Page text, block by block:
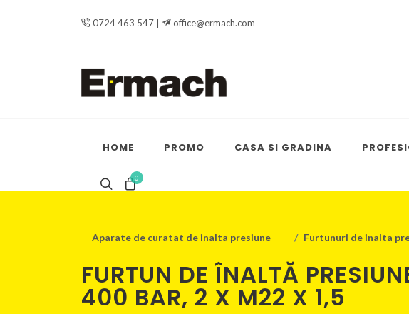
0724 463 547 | office@ermach.com
0
HOME PROMO CASA SI GRADINA
Aparate de curatat de inalta presiune Furtunuri de inalta
FURTUN DE ÎNALTĂ
400 BAR, 2 X M22 X 1,5